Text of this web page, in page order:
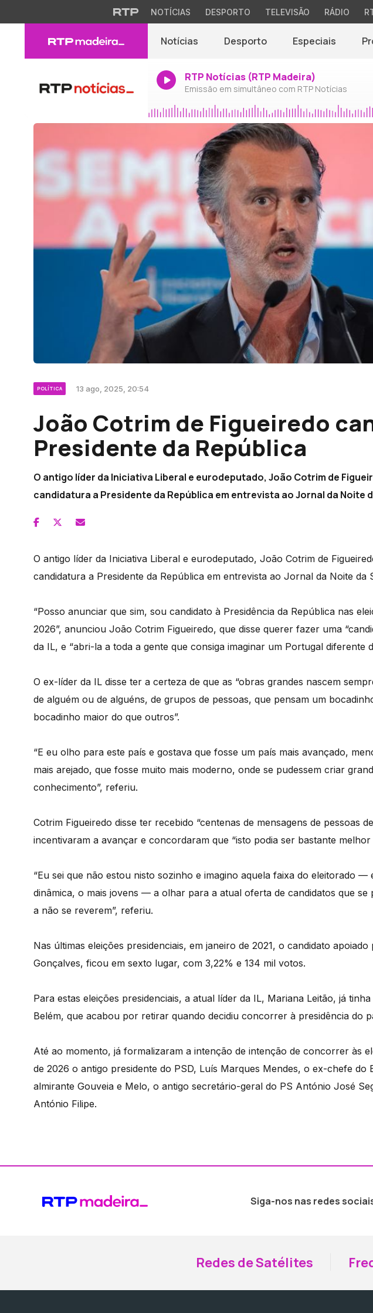
NOTÍCIAS DESPORTO TELEVISÃO RÁDIO
Notícias Desporto Especiais
RTP Notícias (RTP Madeira)
Emissão em simultâneo com RTP Notícias
POLÍTICA 13 ago, 2025, 20:54
João Cotrim de Figueiredo
Presidente da República
O antigo líder da Iniciativa Liberal e eurodeputado, João Cotrim de
candidatura a Presidente da República em entrevista ao Jornal da Noite
O antigo líder da Iniciativa Liberal e eurodeputado, João Cotrim de
candidatura a Presidente da República em entrevista ao Jornal da Noite da
“Posso anunciar que sim, sou candidato à Presidência da República nas
2026”, anunciou João Cotrim Figueiredo, que disse querer fazer uma
da IL, e “abri-la a toda a gente que consiga imaginar um Portugal diferente
O ex-líder da IL disse ter a certeza de que as “obras grandes nascem
de alguém ou de alguéns, de grupos de pessoas, que pensam um
bocadinho maior do que outros”.
“E eu olho para este país e gostava que fosse um país mais avançado,
mais arejado, que fosse muito mais moderno, onde se pudessem criar
conhecimento”, referiu.
Cotrim Figueiredo disse ter recebido “centenas de mensagens de pessoas
incentivaram a avançar e concordaram que “isto podia ser bastante melhor
“Eu sei que não estou nisto sozinho e imagino aquela faixa do eleitorado —
dinâmica, o mais jovens — a olhar para a atual oferta de candidatos que se
a não se reverem”, referiu.
Nas últimas eleições presidenciais, em janeiro de 2021, o candidato
Gonçalves, ficou em sexto lugar, com 3,22% e 134 mil votos.
Para estas eleições presidenciais, a atual líder da IL, Mariana Leitão, já
Belém, que acabou por retirar quando decidiu concorrer à presidência do
Até ao momento, já formalizaram a intenção de intenção de concorrer às
de 2026 o antigo presidente do PSD, Luís Marques Mendes, o ex-chefe do
almirante Gouveia e Melo, o antigo secretário-geral do PS António José
António Filipe.
Siga-nos nas redes
Redes de Satélites